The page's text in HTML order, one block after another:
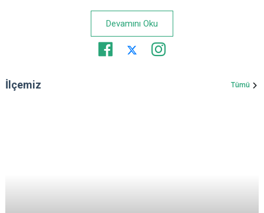
Devamını Oku
İlçemiz Tümü